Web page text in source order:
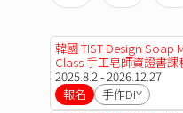
韓國 TIST Design Soap
Class 手工皂師資證書課
2025.8.2 - 2026.12.27
報名
手作DIY